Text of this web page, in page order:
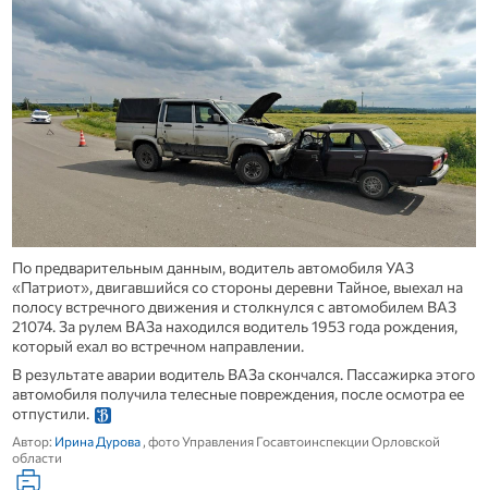
По предварительным данным, водитель автомобиля УАЗ
«Патриот», двигавшийся со стороны деревни Тайное, выехал на
полосу встречного движения и столкнулся с автомобилем ВАЗ
21074. За рулем ВАЗа находился водитель 1953 года рождения,
который ехал во встречном направлении.
В результате аварии водитель ВАЗа скончался. Пассажирка этого
автомобиля получила телесные повреждения, после осмотра ее
отпустили.
Автор: Ирина Дурова, фото Управления Госавтоинспекции Орловской
области